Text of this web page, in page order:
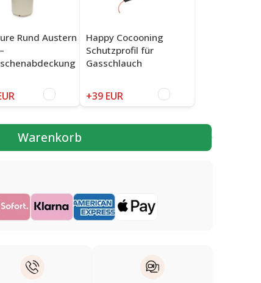
Rund Austern
Happy Cocooning
Schutzprofil für
Gasschlauch
+39 EUR
Warenkorb